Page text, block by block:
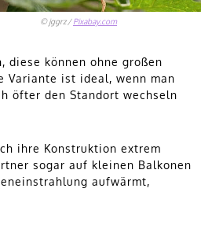
© jggrz /Pixabay.com
diese können ohne großen
Variante ist ideal, wenn man
öfter den Standort wechseln
ihre Konstruktion extrem
sogar auf kleinen Balkonen
aufwärmt,